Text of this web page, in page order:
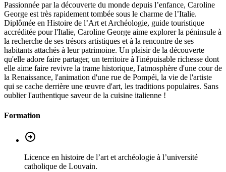
Passionnée par la découverte du monde depuis l’enfance, Caroline
George est très rapidement tombée sous le charme de l’Italie.
Diplômée en Histoire de l’Art et Archéologie, guide touristique
accréditée pour l'Italie, Caroline George aime explorer la péninsule à
la recherche de ses trésors artistiques et à la rencontre de ses
habitants attachés à leur patrimoine. Un plaisir de la découverte
qu'elle adore faire partager, un territoire à l'inépuisable richesse dont
elle aime faire revivre la trame historique, l'atmosphère d'une cour de
la Renaissance, l'animation d'une rue de Pompéi, la vie de l'artiste
qui se cache derrière une œuvre d'art, les traditions populaires. Sans
oublier l'authentique saveur de la cuisine italienne !
Formation
Licence en histoire de l’art et archéologie à l’université
catholique de Louvain.